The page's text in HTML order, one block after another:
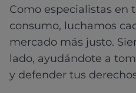
Como especialistas en
consumo, luchamos
mercado más justo.
lado, ayudándote a
y defender tus